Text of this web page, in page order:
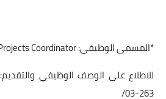
*المسمى الوظيفي: Protection Projects Coordinator
للاطلاع على الوصف الوظيفي والتقديم:
03-263/